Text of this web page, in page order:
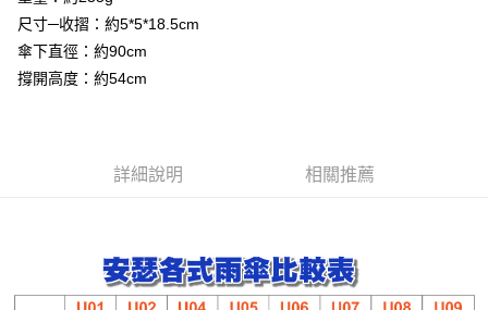
元大商業銀行
台新國際商業銀行
台灣樂天信用卡公司
悠遊付
Google Pay
付款後全家取貨
每筆NT$65，滿NT$699(含以上)免運費
尺寸─收摺：約5*5*18.5cm
傘下直徑：約90cm
撐開高度：約54cm
詳細說明 相關推薦